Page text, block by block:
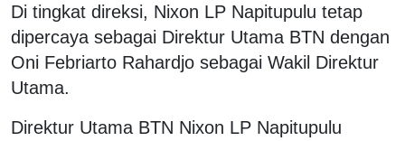
Di tingkat direksi, Nixon LP Napitupulu tetap
dipercaya sebagai Direktur Utama BTN dengan
Oni Febriarto Rahardjo sebagai Wakil Direktur
Utama.
Direktur Utama BTN Nixon LP Napitupulu